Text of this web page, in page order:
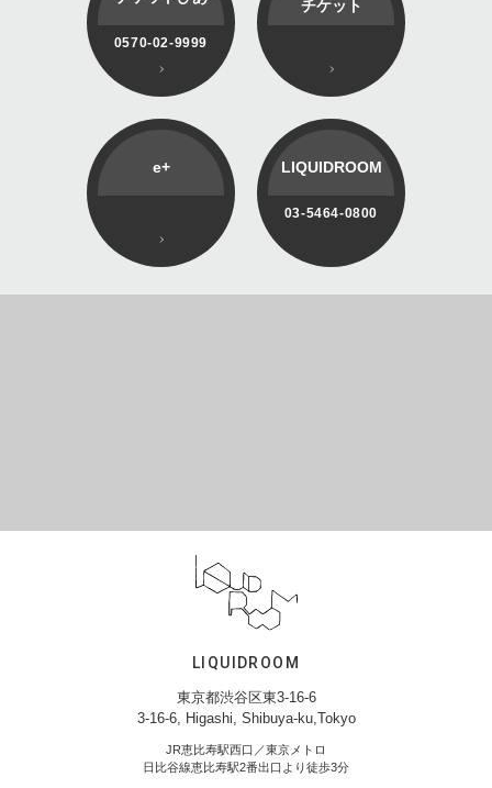
0570-02-9999
チケット
e+ LIQUIDROOM
03-5464-0800
LIQUIDROOM
東京都渋谷区東3-16-6
3-16-6, Higashi, Shibuya-ku,Tokyo
JR恵比寿駅西口／東京メトロ
日比谷線恵比寿駅2番出口より徒歩3分